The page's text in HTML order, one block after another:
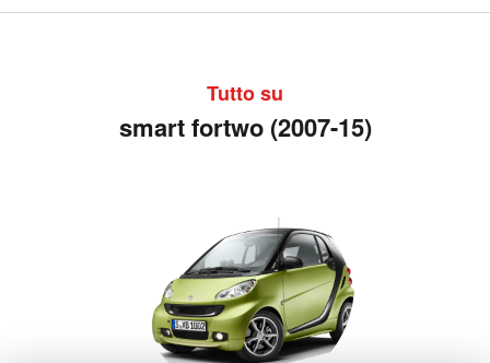
Tutto su
smart fortwo (2007-15)